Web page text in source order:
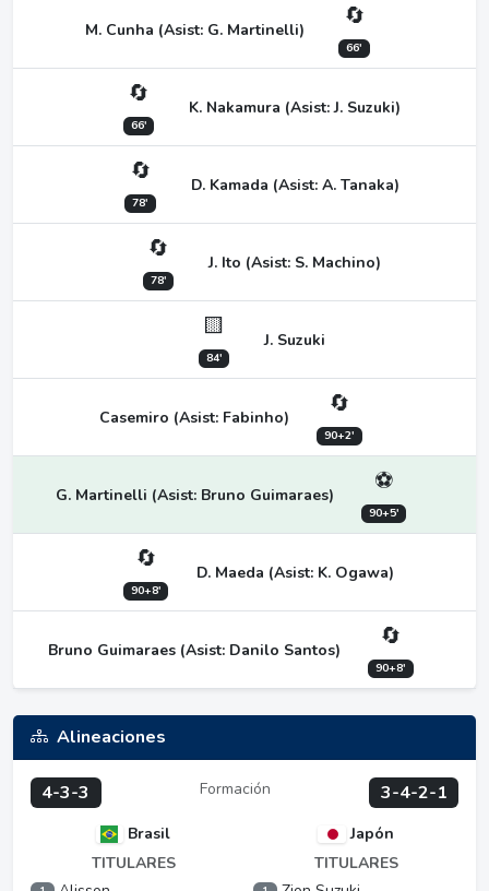
M. Cunha (Asist: G. Martinelli) 🔄
66'
🔄
66'
K. Nakamura (Asist: J. Suzuki)
🔄
78'
D. Kamada (Asist: A. Tanaka)
🔄
78'
J. Ito (Asist: S. Machino)
🟨
84'
J. Suzuki
Casemiro (Asist: Fabinho) 🔄
90+2'
G. Martinelli (Asist: Bruno Guimaraes) ⚽
90+5'
🔄
90+8'
D. Maeda (Asist: K. Ogawa)
Bruno Guimaraes (Asist: Danilo Santos) 🔄
90+8'
Alineaciones
4-3-3 Formación 3-4-2-1
Brasil
TITULARES
Japón
TITULARES